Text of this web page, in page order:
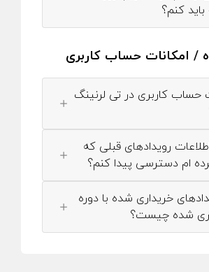
کنم؟
/ امکانات حساب کاربری
حساب کاربری در تی لرنینگ
رویدادهای قبلی که
ام دسترسی پیدا کنم؟
خریداری شده با دوره
شده چیست؟